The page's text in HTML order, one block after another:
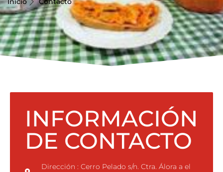
INFORMACIÓN
DE CONTACTO
Dirección : Cerro Pelado s/n. Ctra. Álora a el